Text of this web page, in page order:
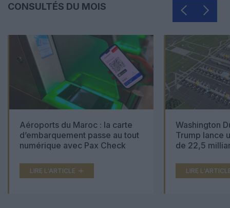
CONSULTÉS DU MOIS
Aéroports du Maroc : la carte
d’embarquement passe au tout
numérique avec Pax Check
LIRE L'ARTICLE
Washington
Trump lance
de 22,5
LIRE